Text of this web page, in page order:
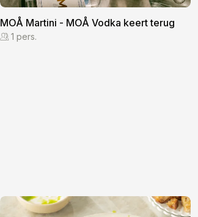
MOÅ Martini - MOÅ Vodka keert terug
1 pers.